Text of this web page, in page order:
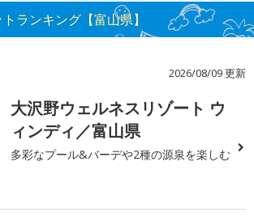
ランキング【富山県】
2026/08/09 更新
大沢野ウェルネスリゾート ウ
ィンディ／富山県
多彩なプール&バーデや2種の源泉を楽しむ